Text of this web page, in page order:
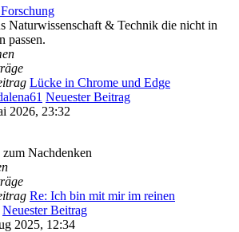
Naturwissenschaft & Technik die nicht in
passen.
Lücke in Chrome und Edge
Neuester Beitrag
2026, 23:32
Nachdenken
Re: Ich bin mit mir im reinen
Neuester Beitrag
2025, 12:34